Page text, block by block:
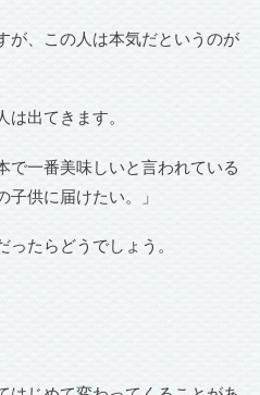
が、この人は本気だというのが
出てきます。
で一番美味しいと言われている
供に届けたい。」
たらどうでしょう。